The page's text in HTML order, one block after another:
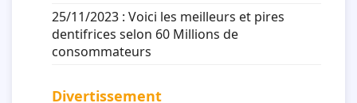
25/11/2023 : Voici les meilleurs et pires
dentifrices selon 60 Millions de
consommateurs
Divertissement